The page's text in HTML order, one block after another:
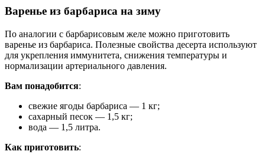
Варенье из барбариса на зиму
По аналогии с барбарисовым желе можно приготовить
варенье из барбариса. Полезные свойства десерта используют
для укрепления иммунитета, снижения температуры и
нормализации артериального давления.
Вам понадобится:
свежие ягоды барбариса — 1 кг;
сахарный песок — 1,5 кг;
вода — 1,5 литра.
Как приготовить: